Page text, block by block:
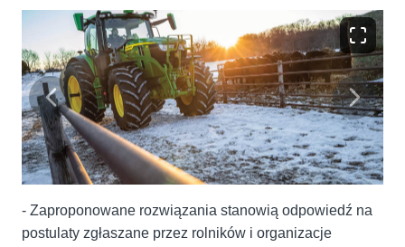
- Zaproponowane rozwiązania stanowią odpowiedź na
postulaty zgłaszane przez rolników i organizacje